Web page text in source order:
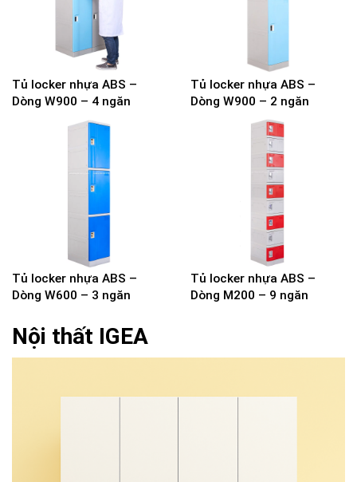
Tủ locker nhựa ABS –
Dòng W900 – 4 ngăn
Tủ locker nhựa ABS –
Dòng W900 – 2 ngăn
Tủ locker nhựa ABS –
Dòng W600 – 3 ngăn
Tủ locker nhựa ABS –
Dòng M200 – 9 ngăn
Nội thất IGEA